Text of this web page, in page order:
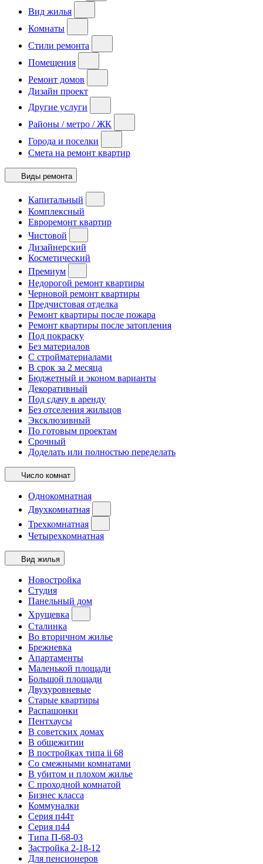
Вид жилья
Комнаты
Стили ремонта
Помещения
Ремонт домов
Дизайн проект
Другие услуги
Районы / метро / ЖК
Города и поселки
Смета на ремонт квартир
Виды ремонта
Капитальный
Комплексный
Евроремонт квартир
Чистовой
Дизайнерский
Косметический
Премиум
Недорогой ремонт квартиры
Черновой ремонт квартиры
Предчистовая отделка
Ремонт квартиры после пожара
Ремонт квартиры после затопления
Под покраску
Без материалов
С стройматериалами
В срок за 2 месяца
Бюджетный и эконом варианты
Декоративный
Под сдачу в аренду
Без отселения жильцов
Эксклюзивный
По готовым проектам
Срочный
Доделать или полностью переделать
Число комнат
Однокомнатная
Двухкомнатная
Трехкомнатная
Четырехкомнатная
Вид жилья
Новостройка
Студия
Панельный дом
Хрущевка
Сталинка
Во вторичном жилье
Брежневка
Апартаменты
Маленькой площади
Большой площади
Двухуровневые
Старые квартиры
Распашонки
Пентхаусы
В советских домах
В общежитии
В постройках типа ii 68
Со смежными комнатами
В убитом и плохом жилье
С проходной комнатой
Бизнес класса
Коммуналки
Серия п44т
Серия п44
Типа П-68-03
Застройка 2-18-12
Для пенсионеров